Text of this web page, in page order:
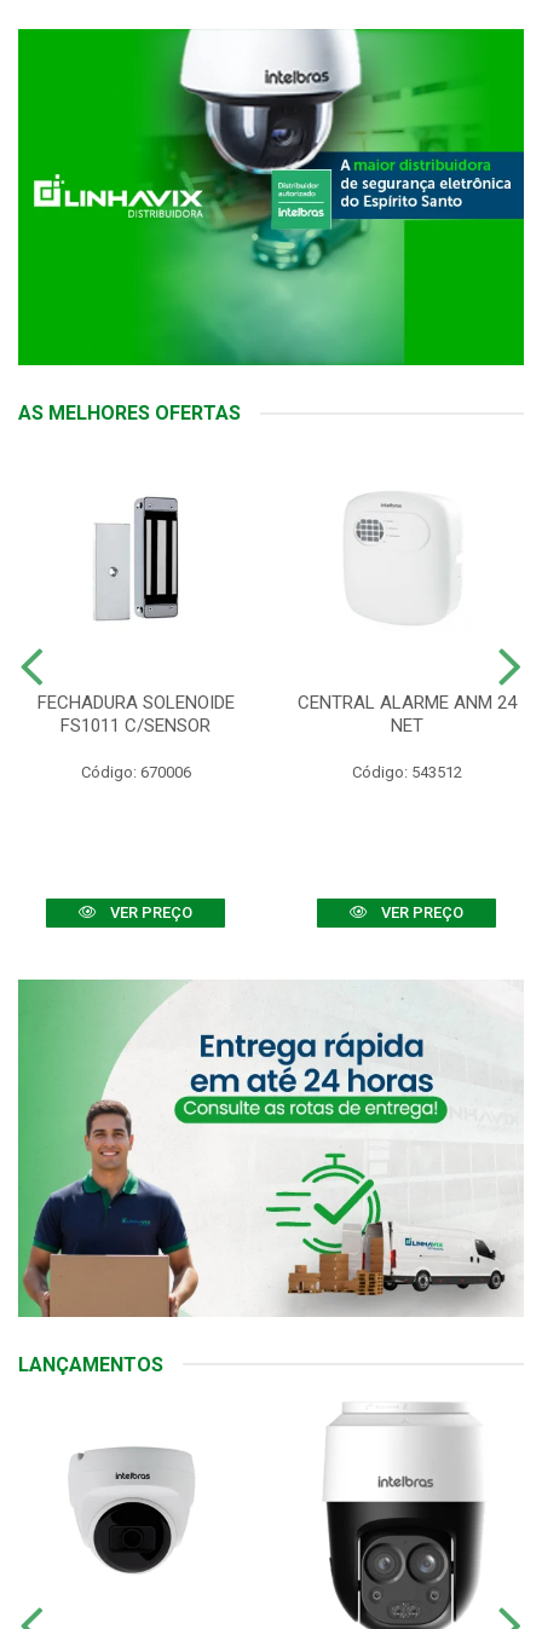
AS MELHORES OFERTAS
FECHADURA SOLENOIDE
FS1011 C/SENSOR
Código: 670006
VER PREÇO
CENTRAL ALARME ANM 24
NET
Código: 543512
VER PREÇO
LANÇAMENTOS